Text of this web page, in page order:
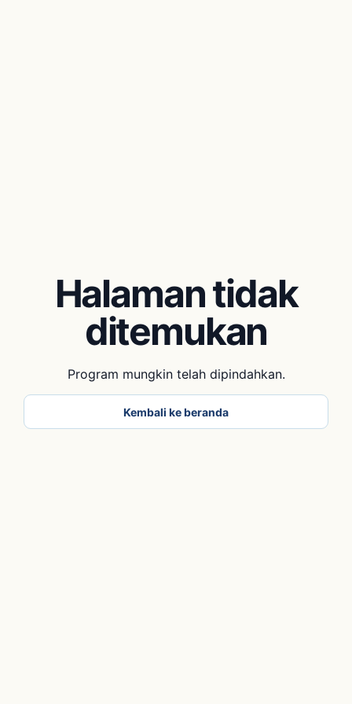
Halaman tidak
ditemukan
Program mungkin telah dipindahkan.
Kembali ke beranda